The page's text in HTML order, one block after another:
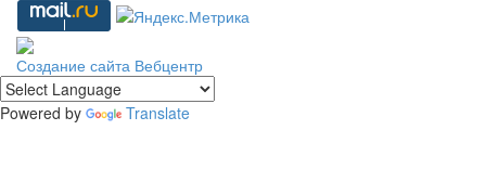
Создание сайта Вебцентр
Powered by Translate